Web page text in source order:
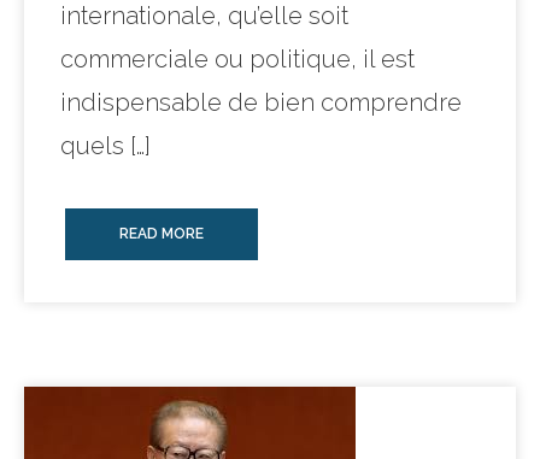
internationale, qu’elle soit
commerciale ou politique, il est
indispensable de bien comprendre
quels […]
READ MORE